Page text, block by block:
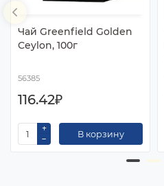
Чай Greenfield Golden
Ceylon, 100г
56385
116.42₽
В корзину